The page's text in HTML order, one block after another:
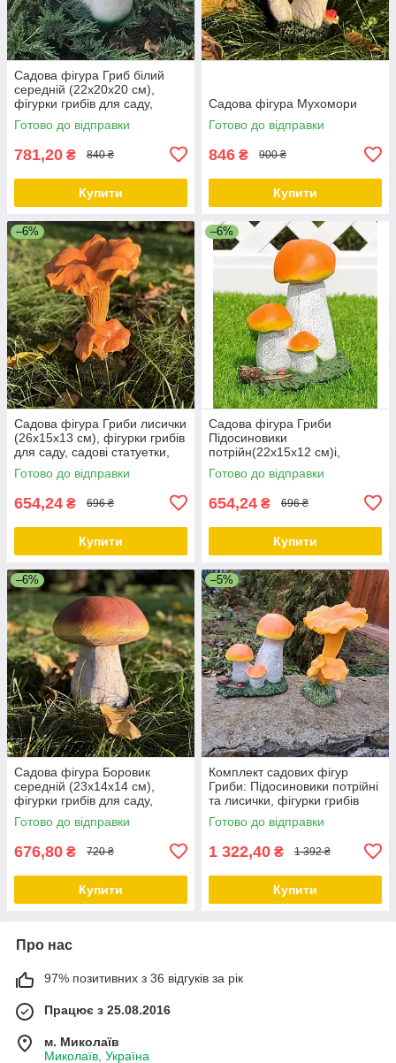
Садова фігура Гриб білий
середній (22х20х20 см),
фігурки грибів для саду,
садові статуетки, садові
фігури з полістоуну
Готово до відправки
781,20 ₴ 840 ₴
Купити
Садова фігура Мухомори
Готово до відправки
846 ₴ 900 ₴
Купити
–6%
Садова фігура Гриби лисички
(26х15х13 см), фігурки грибів
для саду, садові статуетки,
садові фігури з полістоуну
Готово до відправки
654,24 ₴ 696 ₴
Купити
–6%
Садова фігура Гриби
Підосиновики
потрійн(22х15х12 см)і,
фігурки грибів для саду,
садові статуетки, садові
Готово до відправки
654,24 ₴ 696 ₴
Купити
–6%
Садова фігура Боровик
середній (23х14х14 см),
фігурки грибів для саду,
садові статуетки, садові
фігури з полістоуну
Готово до відправки
676,80 ₴ 720 ₴
Купити
–5%
Комплект садових фігур
Гриби: Підосиновики потрійні
та лисички, фігурки грибів
для саду, садові статуетки,
садові фігури з
Готово до відправки
1 322,40 ₴ 1 392 ₴
Купити
Про нас
97% позитивних з 36 відгуків за рік
Працює з 25.08.2016
м. Миколаїв
Миколаїв, Україна